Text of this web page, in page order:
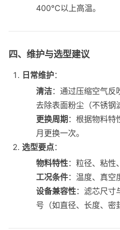
400℃以上高温。
四、维护与选型建议
日常维护：
清洁：通过压缩空气反
去除表面粉尘（不锈钢
更换周期：根据物料特
月更换一次。
选型要点：
物料特性：粒径、粘性
工况条件：温度、真空
设备兼容性：滤芯尺寸
号（如直径、长度、密